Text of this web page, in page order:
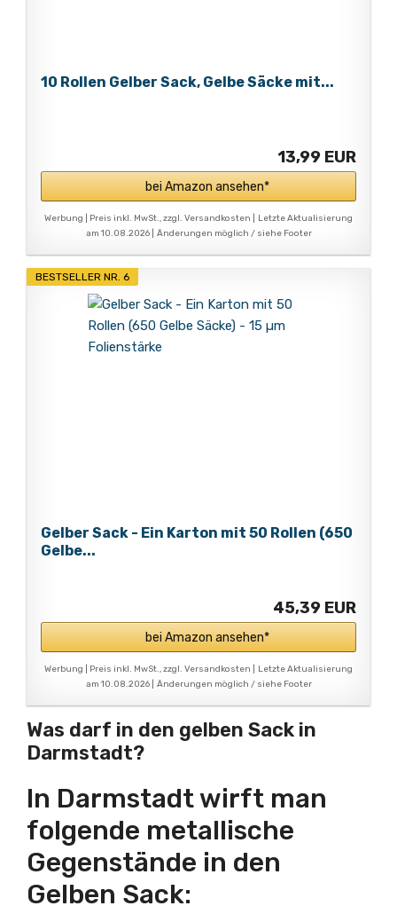
10 Rollen Gelber Sack, Gelbe Säcke mit...
13,99 EUR
bei Amazon ansehen*
Werbung | Preis inkl. MwSt., zzgl. Versandkosten |
Letzte Aktualisierung
am 10.08.2026 |
Änderungen möglich / siehe Footer
BESTSELLER NR. 6
Gelber Sack - Ein Karton mit 50 Rollen (650
Gelbe...
45,39 EUR
bei Amazon ansehen*
Werbung | Preis inkl. MwSt., zzgl. Versandkosten |
Letzte Aktualisierung
am 10.08.2026 |
Änderungen möglich / siehe Footer
Was darf in den gelben Sack in
Darmstadt?
In Darmstadt wirft man
folgende metallische
Gegenstände in den
Gelben Sack: